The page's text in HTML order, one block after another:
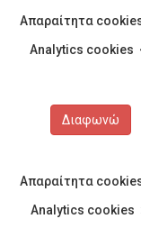
Συστημάτων
ερευνητικών
Απαραίτητα
Analytics cookies
Διαφωνώ
Απαραίτητα
Analytics cookies